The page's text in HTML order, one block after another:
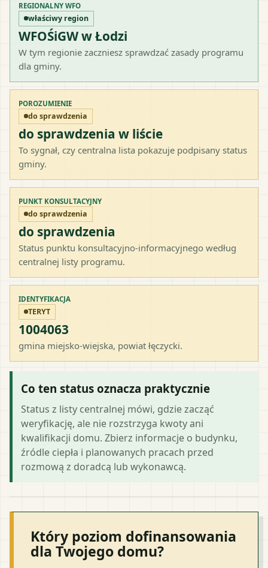
REGIONALNY WFO
właściwy region
WFOŚiGW w Łodzi
W tym regionie zaczniesz sprawdzać zasady programu
dla gminy.
POROZUMIENIE
do sprawdzenia
do sprawdzenia w liście
To sygnał, czy centralna lista pokazuje podpisany status
gminy.
PUNKT KONSULTACYJNY
do sprawdzenia
do sprawdzenia
Status punktu konsultacyjno-informacyjnego według
centralnej listy programu.
IDENTYFIKACJA
TERYT
1004063
gmina miejsko-wiejska, powiat łęczycki.
Co ten status oznacza praktycznie
Status z listy centralnej mówi, gdzie zacząć
weryfikację, ale nie rozstrzyga kwoty ani
kwalifikacji domu. Zbierz informacje o budynku,
źródle ciepła i planowanych pracach przed
rozmową z doradcą lub wykonawcą.
Który poziom dofinansowania
dla Twojego domu?